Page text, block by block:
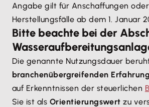
Angabe gilt für Anschaffungen oder
Herstellungsfälle ab dem 1. Januar
Bitte beachte bei der
Die genannte Nutzungsdauer
branchenübergreifenden
auf Erkenntnissen der steuerlichen
Sie ist als Orientierungswert zu